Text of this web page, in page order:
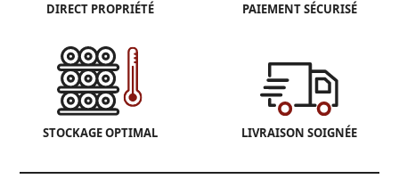
DIRECT PROPRIÉTÉ PAIEMENT SÉCURISÉ
STOCKAGE OPTIMAL LIVRAISON SOIGNÉE